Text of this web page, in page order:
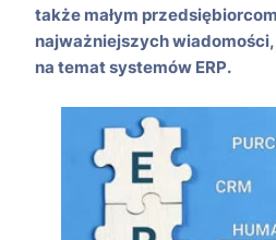
także małym
najważniejszych
na temat systemów ERP.